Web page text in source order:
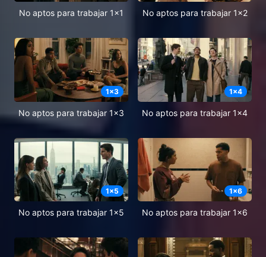
No aptos para trabajar 1x1 No aptos para trabajar 1x2
1x3
No aptos para trabajar 1x3
1x4
No aptos para trabajar 1x4
1x5
No aptos para trabajar 1x5
1x6
No aptos para trabajar 1x6